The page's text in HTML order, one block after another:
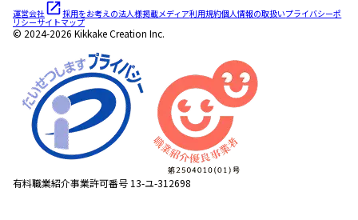
運営会社 採用をお考えの法人様掲載メディア利用規約個人情報の取扱いプライバシーポ
リシーサイトマップ
© 2024-2026 Kikkake Creation Inc.
有料職業紹介事業許可番号 13-ユ-312698